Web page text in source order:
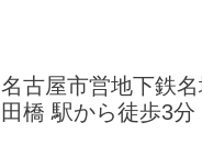
名古屋市営地下鉄
田橋 駅から徒歩3分